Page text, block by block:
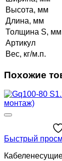
Высота, мм
Длина, мм
Толщина S, мм
Артикул
Вес, кг/м.п.
Похожие
Быстрый